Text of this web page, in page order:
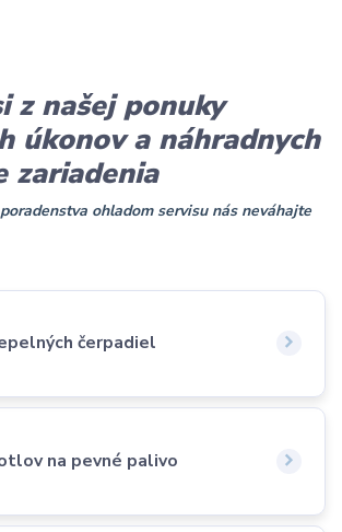
z našej ponuky
úkonov a náhradnych
zariadenia
ohladom servisu nás neváhajte
čerpadiel
na pevné palivo